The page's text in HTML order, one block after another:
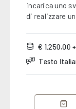
incarica uno
di realizzare
€ 1.250,00
Testo